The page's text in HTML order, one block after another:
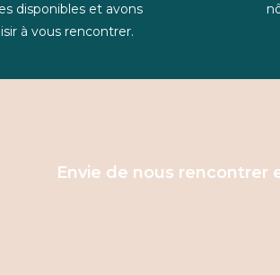
disponibles et avons
à vous rencontrer.
Envie de nous rencontrer